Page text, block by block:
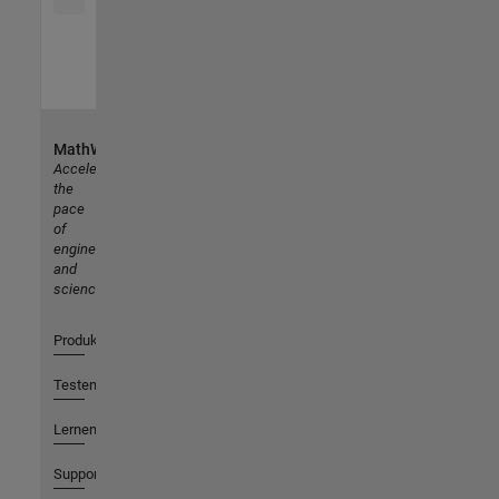
MathWorks
Accelerating
the
pace
of
engineering
and
science
Produkte
Testen oder Kaufen
Lernen
Support